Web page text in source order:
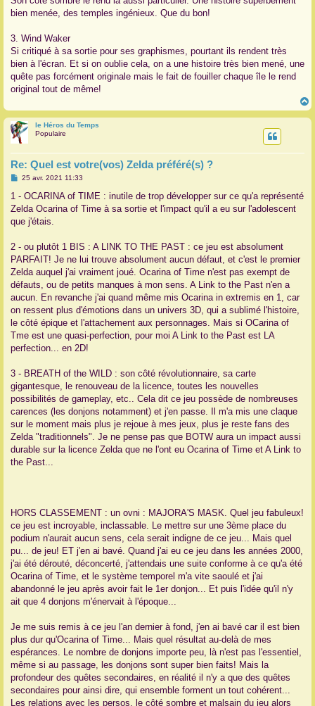
bien menée, des temples ingénieux. Que du bon!
3. Wind Waker
Si critiqué à sa sortie pour ses graphismes, pourtant ils rendent très
bien à l'écran. Et si on oublie cela, on a une histoire très bien mené, une
quête pas forcément originale mais le fait de fouiller chaque île le rend
original tout de même!
a
u
le Héros du Temps
Populaire
Re: Quel est votre(vos) Zelda préféré(s) ?
M
a
g
25 avr. 2021 11:33
1 - OCARINA of TIME : inutile de trop développer sur ce qu'a représenté
Zelda Ocarina of Time à sa sortie et l'impact qu'il a eu sur l'adolescent
que j'étais.
2 - ou plutôt 1 BIS : A LINK TO THE PAST : ce jeu est absolument
PARFAIT! Je ne lui trouve absolument aucun défaut, et c'est le premier
Zelda auquel j'ai vraiment joué. Ocarina of Time n'est pas exempt de
défauts, ou de petits manques à mon sens. A Link to the Past n'en a
aucun. En revanche j'ai quand même mis Ocarina in extremis en 1, car
on ressent plus d'émotions dans un univers 3D, qui a sublimé l'histoire,
le côté épique et l'attachement aux personnages. Mais si OCarina of
Tme est une quasi-perfection, pour moi A Link to the Past est LA
perfection... en 2D!
3 - BREATH of the WILD : son côté révolutionnaire, sa carte
gigantesque, le renouveau de la licence, toutes les nouvelles
possibilités de gameplay, etc.. Cela dit ce jeu possède de nombreuses
carences (les donjons notamment) et j'en passe. Il m'a mis une claque
sur le moment mais plus je rejoue à mes jeux, plus je reste fans des
Zelda "traditionnels". Je ne pense pas que BOTW aura un impact aussi
durable sur la licence Zelda que ne l'ont eu Ocarina of Time et A Link to
the Past...
HORS CLASSEMENT : un ovni : MAJORA'S MASK. Quel jeu fabuleux!
ce jeu est incroyable, inclassable. Le mettre sur une 3ème place du
podium n'aurait aucun sens, cela serait indigne de ce jeu... Mais quel
pu... de jeu! ET j'en ai bavé. Quand j'ai eu ce jeu dans les années 2000,
j'ai été dérouté, déconcerté, j'attendais une suite conforme à ce qu'a été
Ocarina of Time, et le système temporel m'a vite saoulé et j'ai
abandonné le jeu après avoir fait le 1er donjon... Et puis l'idée qu'il n'y
ait que 4 donjons m'énervait à l'époque...
Je me suis remis à ce jeu l'an dernier à fond, j'en ai bavé car il est bien
plus dur qu'Ocarina of Time... Mais quel résultat au-delà de mes
espérances. Le nombre de donjons importe peu, là n'est pas l'essentiel,
même si au passage, les donjons sont super bien faits! Mais la
profondeur des quêtes secondaires, en réalité il n'y a que des quêtes
secondaires pour ainsi dire, qui ensemble forment un tout cohérent...
Les relations avec les persos, le côté sombre et malsain du jeu alors